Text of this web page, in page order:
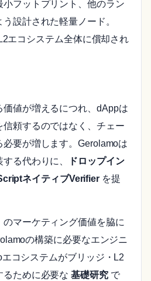
小フットプリント、他のラン
設計された軽量ノード。
エコシステム全体に償却され
値が増えるにつれ、dAppは
信頼するのではなく、チェー
要が増します。Gerolamoは
る代わりに、
ドロップイン
ネイティブVerifier を提
のマーケティング価値を脇に
の構築に必要なエンジニ
コシステムがブリッジ・L2
るために必要な基礎研究で